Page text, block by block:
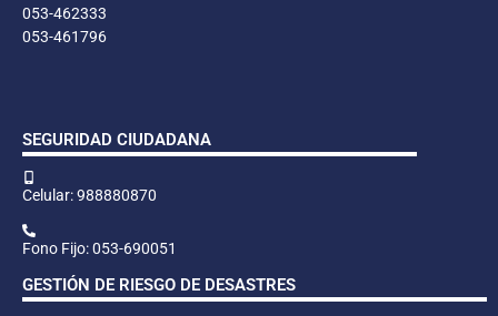
053-462333
053-461796
SEGURIDAD CIUDADANA
Celular: 988880870
Fono Fijo: 053-690051
GESTIÓN DE RIESGO DE DESASTRES